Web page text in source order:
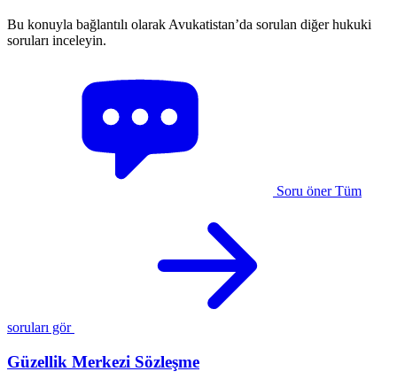
Bu konuyla bağlantılı olarak Avukatistan’da sorulan diğer hukuki
soruları inceleyin.
Soru öner Tüm
soruları gör
Güzellik Merkezi Sözleşme